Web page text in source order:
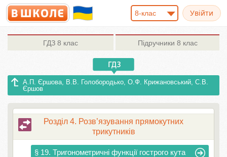
8-клас
ГДЗ 8 клас Підручники 8 клас
А.П. Єршова, В.В. Голобородько, О.Ф. Крижановський, С.В.
Єршов
Розділ 4. Розв’язування прямокутних
трикутників
§ 19. Тригонометричні функції гострого кута